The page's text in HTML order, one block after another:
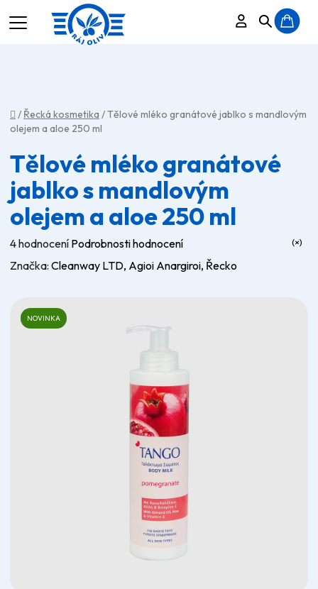
Přihlášení
Hledat
Domů
/ Řecká kosmetika /Tělové mléko granátové jablko s mandlovým
olejem a aloe 250 ml
Tělové mléko granátové
jablko s mandlovým
olejem a aloe 250 ml
Průměrné
hodnocení
5,0
4 hodnocení Podrobnosti hodnocení
Značka: Cleanway LTD, Agioi Anargiroi, Řecko
NOVINKA